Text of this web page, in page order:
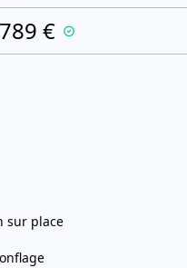
€
sur place